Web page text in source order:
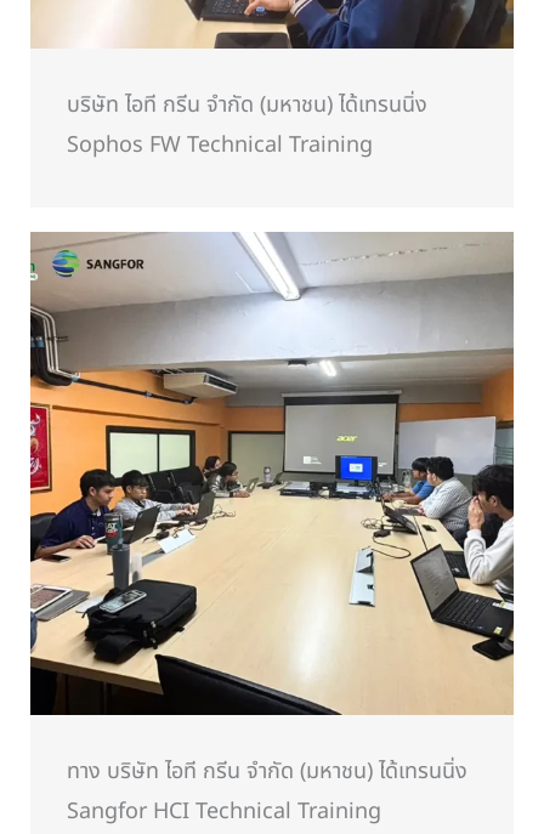
บริษัท ไอที กรีน จำกัด (มหาชน) ได้เทรนนิ่ง
Sophos FW Technical Training
ทาง บริษัท ไอที กรีน จำกัด (มหาชน) ได้เทรนนิ่ง
Sangfor HCI Technical Training